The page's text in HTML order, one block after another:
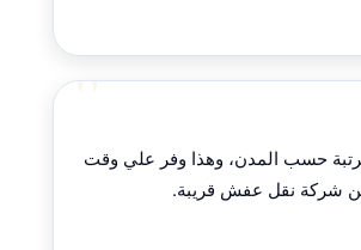
حسب المدن، وهذا وفر علي وقت
شركة نقل عفش قريبة.